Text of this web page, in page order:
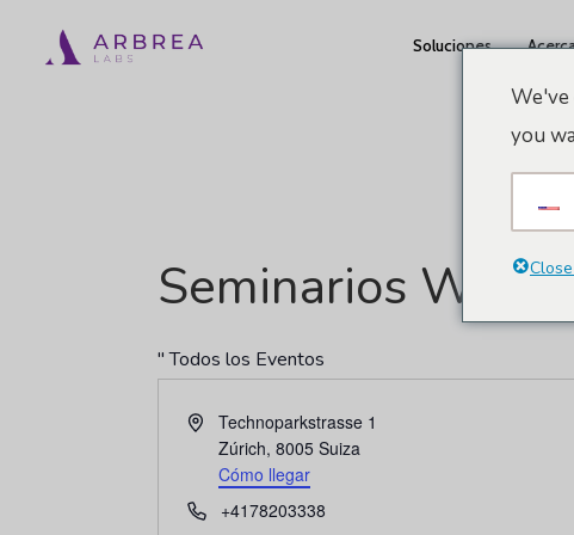
Soluciones
Seminarios Web
" Todos los Eventos
DirecciónTechnoparkstrasse 1
Zúrich, 8005 Suiza
Cómo llegar
Teléfono+4178203338
We've
you